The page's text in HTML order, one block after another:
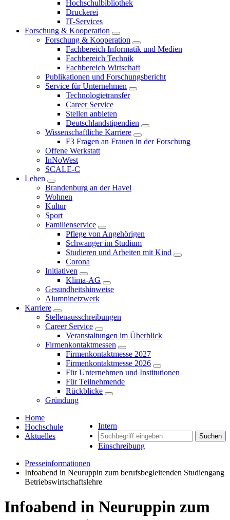
Hochschulbibliothek
Druckerei
IT-Services
Forschung & Kooperation
Forschung & Kooperation
Fachbereich Informatik und Medien
Fachbereich Technik
Fachbereich Wirtschaft
Publikationen und Forschungsbericht
Service für Unternehmen
Technologietransfer
Career Service
Stellen anbieten
Deutschlandstipendien
Wissenschaftliche Karriere
F3 Fragen an Frauen in der Forschung
Offene Werkstatt
InNoWest
SCALE-C
Leben
Brandenburg an der Havel
Wohnen
Kultur
Sport
Familienservice
Pflege von Angehörigen
Schwanger im Studium
Studieren und Arbeiten mit Kind
Corona
Initiativen
Klima-AG
Gesundheitshinweise
Alumninetzwerk
Karriere
Stellenausschreibungen
Career Service
Veranstaltungen im Überblick
Firmenkontaktmessen
Firmenkontaktmesse 2027
Firmenkontaktmesse 2026
Für Unternehmen und Institutionen
Für Teilnehmende
Rückblicke
Gründung
Intern
Suchen
Einschreibung
Home
Hochschule
Aktuelles
Presseinformationen
Infoabend in Neuruppin zum berufsbegleitenden Studiengang
Betriebswirtschaftslehre
Infoabend in Neuruppin zum